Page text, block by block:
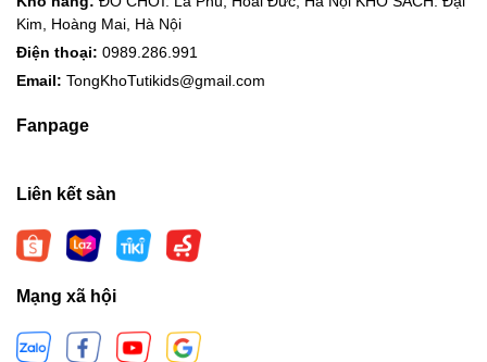
Kim, Hoàng Mai, Hà Nội
Điện thoại: 0989.286.991
Email: TongKhoTutikids@gmail.com
Fanpage
Liên kết sàn
Mạng xã hội